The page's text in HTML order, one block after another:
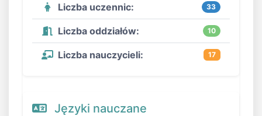
Liczba uczennic: 33
Liczba oddziałów: 10
Liczba nauczycieli: 17
Języki nauczane